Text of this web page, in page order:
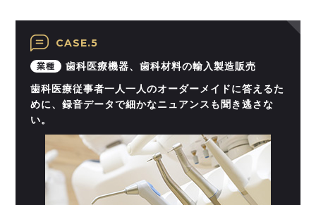
CASE.5
業種
歯科医療機器、歯科材料の輸入製造販売
歯科医療従事者一人一人のオーダーメイドに答えるた
めに、録音データで細かなニュアンスも聞き逃さな
い。